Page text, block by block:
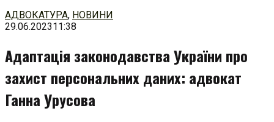
Перейти
до
АДВОКАТУРА, НОВИНИ
29.06.202311:38
Адаптація законодавства України про
захист персональних даних: адвокат
Ганна Урусова